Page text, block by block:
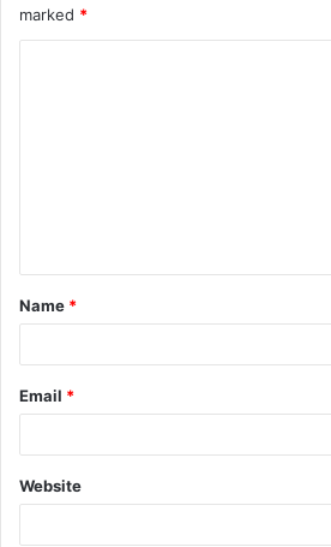
marked *
t
*
Name *
Email *
Website